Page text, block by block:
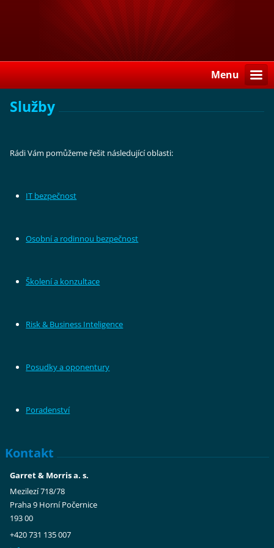
Menu
Služby
Rádi Vám pomůžeme řešit následující oblasti:
IT bezpečnost
Osobní a rodinnou bezpečnost
Školení a konzultace
Risk & Business Inteligence
Posudky a oponentury
Poradenství
Kontakt
Garret & Morris a. s.
Mezilezí 718/78
Praha 9 Horní Počernice
193 00
+420 731 135 007